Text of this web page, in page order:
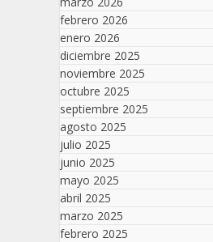
febrero 2026
enero 2026
diciembre 2025
noviembre 2025
octubre 2025
septiembre 2025
agosto 2025
julio 2025
junio 2025
mayo 2025
abril 2025
marzo 2025
febrero 2025